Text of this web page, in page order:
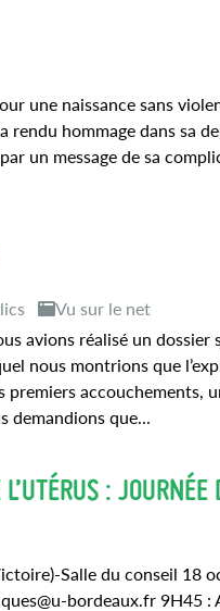
une naissance sans
rendu hommage dans sa
un message de sa
Vu sur le net
avions réalisé un dossier
nous montrions que
accouchements,
demandions que...
: JOURNÉE
Salle du conseil 18
bordeaux.fr 9H45 :